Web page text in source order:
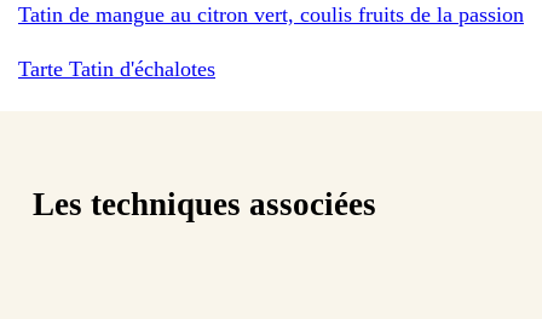
Tatin de mangue au citron vert, coulis fruits de la passion
Tarte Tatin d'échalotes
Les techniques associées